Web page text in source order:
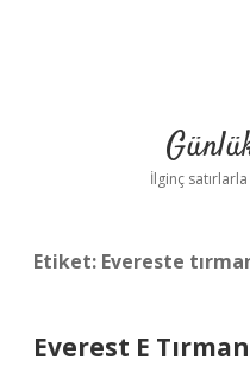
İlginç satırlarla
Etiket: Evereste
Everest E